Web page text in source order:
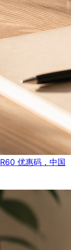
优惠码，中国